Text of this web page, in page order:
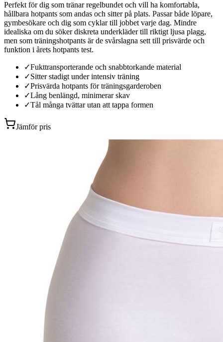
Perfekt för dig som tränar regelbundet och vill ha komfortabla,
hållbara hotpants som andas och sitter på plats. Passar både löpare,
gymbesökare och dig som cyklar till jobbet varje dag. Mindre
idealiska om du söker diskreta underkläder till riktigt ljusa plagg,
men som träningshotpants är de svårslagna sett till prisvärde och
funktion i årets hotpants test.
✓Fukttransporterande och snabbtorkande material
✓Sitter stadigt under intensiv träning
✓Prisvärda hotpants för träningsgarderoben
✓Lång benlängd, minimerar skav
✓Tål många tvättar utan att tappa formen
Jämför pris